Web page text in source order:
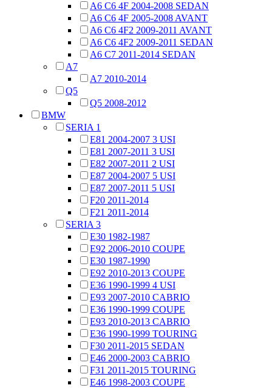
A6 C6 4F 2004-2008 SEDAN
A6 C6 4F 2005-2008 AVANT
A6 C6 4F2 2009-2011 AVANT
A6 C6 4F2 2009-2011 SEDAN
A6 C7 2011-2014 SEDAN
A7
A7 2010-2014
Q5
Q5 2008-2012
BMW
SERIA 1
E81 2004-2007 3 USI
E81 2007-2011 3 USI
E82 2007-2011 2 USI
E87 2004-2007 5 USI
E87 2007-2011 5 USI
F20 2011-2014
F21 2011-2014
SERIA 3
E30 1982-1987
E92 2006-2010 COUPE
E30 1987-1990
E92 2010-2013 COUPE
E36 1990-1999 4 USI
E93 2007-2010 CABRIO
E36 1990-1999 COUPE
E93 2010-2013 CABRIO
E36 1990-1999 TOURING
F30 2011-2015 SEDAN
E46 2000-2003 CABRIO
F31 2011-2015 TOURING
E46 1998-2003 COUPE